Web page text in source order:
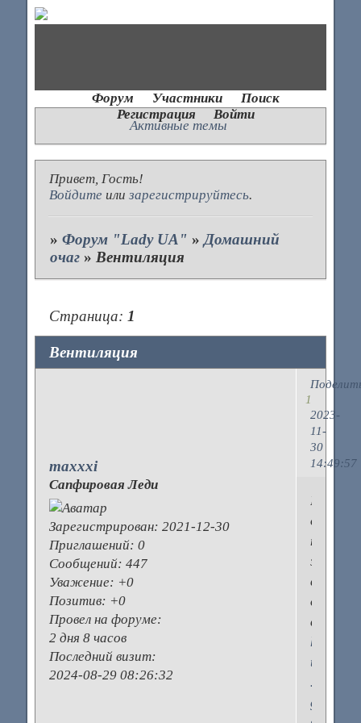
Форум Участники
Поиск
Регистрация
Войти
Активные темы
Привет, Гость!
Войдите или зарегистрируйтесь.
»Форум "Lady UA" » Домашний
очаг » Вентиляция
Вентиляция
Страница:1
1
2023-
11-
30
14:49:57
maxxxi
Сапфировая Леди
Зарегистрирован: 2021-12-30
Приглашений: 0
Сообщений: 447
Уважение: +0
Позитив: +0
Провел на форуме:
2 дня 8 часов
Последний визит:
2024-08-29 08:26:32
На
днях
здесь
все
для
https://
ta
…
g-